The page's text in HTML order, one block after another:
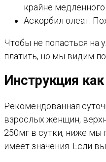
крайне
Аскорбил олеат.
Чтобы не попасться на
платить, но мы видим
Инструкция
Рекомендованная
взрослых женщин,
250мг в сутки, ниже мы
имеет значения. Если